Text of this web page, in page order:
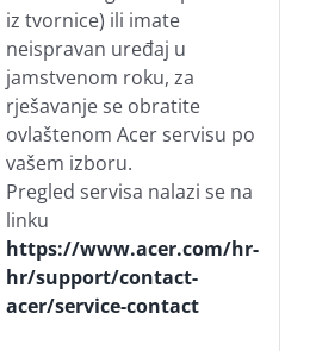
iz tvornice) ili imate
neispravan uređaj u
jamstvenom roku, za
rješavanje se obratite
ovlaštenom Acer servisu po
vašem izboru.
Pregled servisa nalazi se na
linku
https://www.acer.com/hr-
hr/support/contact-
acer/service-contact